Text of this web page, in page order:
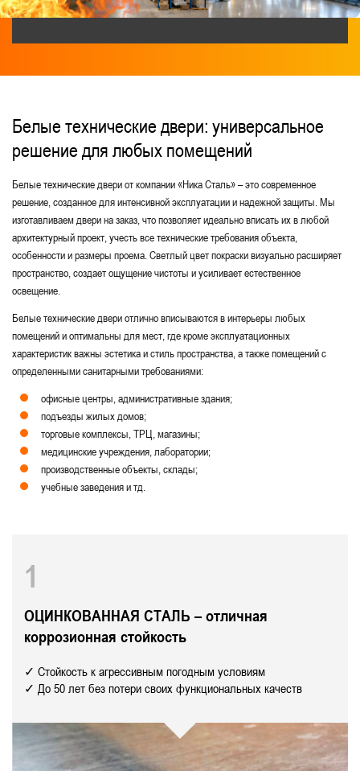
С ручками скобами и рейлингами
Для подвала и цоколя С глазком
Двери ДСВ стальные внутренние
Со стеклом и решеткой Временные
Стандартные металлические
Полуторные технические
С боковыми вставками
Технические с доводчиком
Белые технические двери: универсальное
решение для любых помещений
Белые технические двери от компании «Ника Сталь» – это современное
решение, созданное для интенсивной эксплуатации и надежной защиты. Мы
изготавливаем двери на заказ, что позволяет идеально вписать их в любой
архитектурный проект, учесть все технические требования объекта,
особенности и размеры проема. Светлый цвет покраски визуально расширяет
пространство, создает ощущение чистоты и усиливает естественное
освещение.
Белые технические двери отлично вписываются в интерьеры любых
помещений и оптимальны для мест, где кроме эксплуатационных
характеристик важны эстетика и стиль пространства, а также помещений с
определенными санитарными требованиями:
офисные центры, административные здания;
подъезды жилых домов;
торговые комплексы, ТРЦ, магазины;
медицинские учреждения, лаборатории;
производственные объекты, склады;
учебные заведения и тд.
1
ОЦИНКОВАННАЯ СТАЛЬ – отличная
коррозионная стойкость
✓ Стойкость к агрессивным погодным условиям
✓ До 50 лет без потери своих функциональных качеств